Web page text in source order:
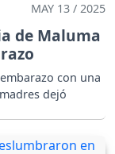
MAY 13 / 2025
de Maluma
con una
dejó